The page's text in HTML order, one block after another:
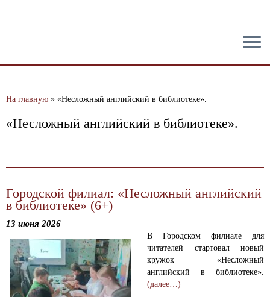
На главную » «Несложный английский в библиотеке».
«Несложный английский в библиотеке».
Городской филиал: «Несложный английский
в библиотеке» (6+)
13 июня 2026
В Городском филиале для
читателей стартовал новый
кружок «Несложный
английский в библиотеке».
(далее…)